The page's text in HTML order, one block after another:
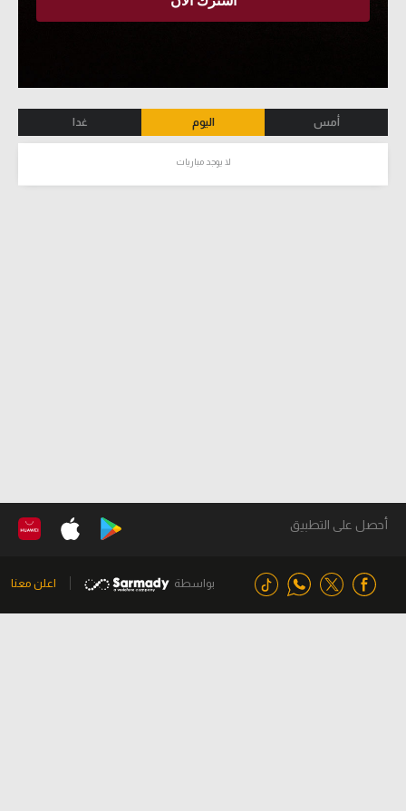
أمس اليوم غدا
لا يوجد مباريات
أحصل على التطبيق
بواسطة اعلن معنا